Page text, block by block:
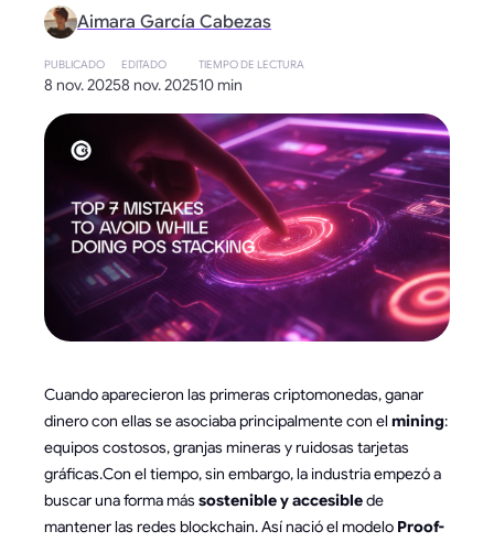
Aimara García Cabezas
PUBLICADO
8 nov. 2025
EDITADO
8 nov. 2025
TIEMPO DE LECTURA
10 min
Cuando aparecieron las primeras criptomonedas, ganar
dinero con ellas se asociaba principalmente con el mining:
equipos costosos, granjas mineras y ruidosas tarjetas
gráficas.Con el tiempo, sin embargo, la industria empezó a
buscar una forma más sostenible y accesiblede
mantener las redes blockchain. Así nació el modelo Proof-